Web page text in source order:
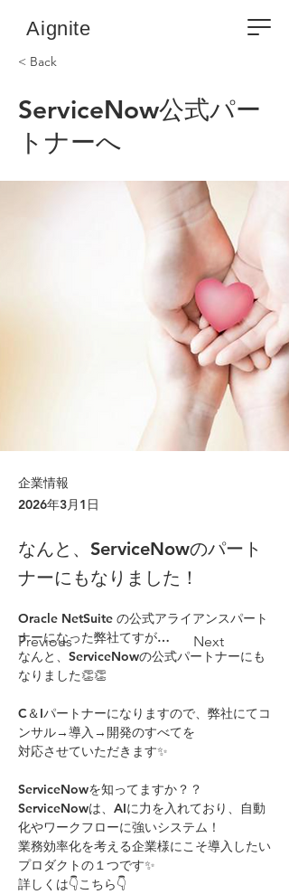
​Aignite
< Back
ServiceNow公式パー
トナーへ
企業情報
2026年3月1日
なんと、ServiceNowのパート
ナーにもなりました！
Previous Next
Oracle NetSuite の公式アライアンスパート
ナーになった弊社てすが…
なんと、ServiceNowの公式パートナーにも
なりました👏👏
C＆Iパートナーになりますので、弊社にてコ
ンサル→導入→開発のすべてを
対応させていただきます✨
ServiceNowを知ってますか？？
ServiceNowは、AIに力を入れており、自動
化やワークフローに強いシステム！
業務効率化を考える企業様にこそ導入したい
プロダクトの１つです✨
詳しくは👇こちら👇